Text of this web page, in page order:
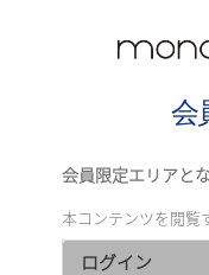
会
会員限定エリアと
本コンテンツを閲覧
ログイン